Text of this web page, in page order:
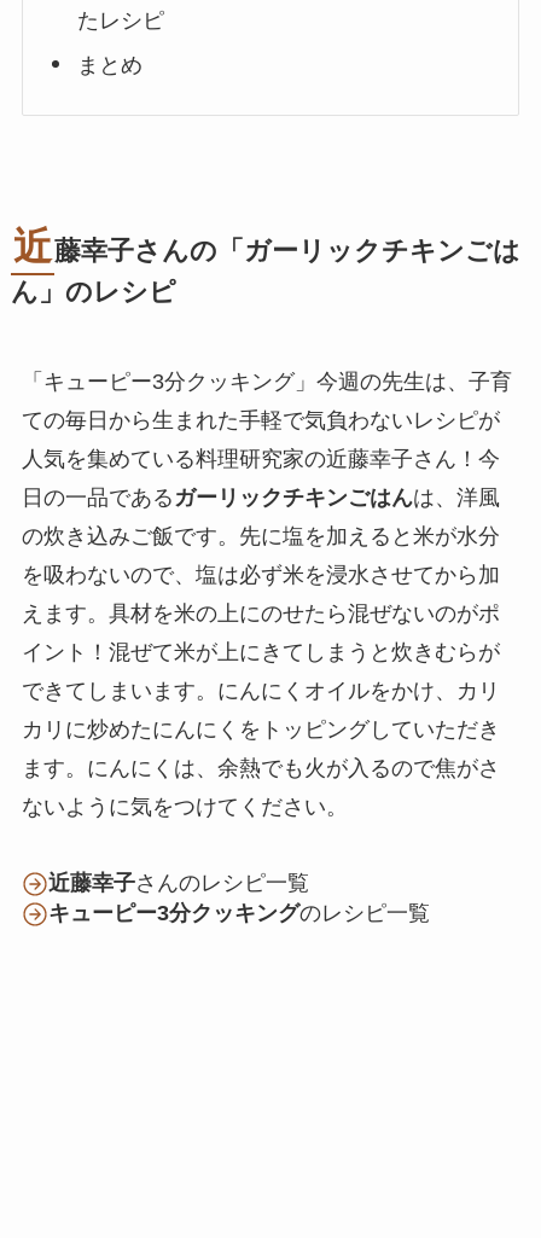
たレシピ
まとめ
近藤幸子さんの「 ガーリックチキンごは
ん 」のレシピ
「キューピー3分クッキング」今週の先生は、子育
ての毎日から生まれた手軽で気負わないレシピが
人気を集めている料理研究家の近藤幸子さん！今
日の一品である ガーリックチキンごはんは、洋風
の炊き込みご飯です。先に塩を加えると米が水分
を吸わないので、塩は必ず米を浸水させてから加
えます。具材を米の上にのせたら混ぜないのがポ
イント！混ぜて米が上にきてしまうと炊きむらが
できてしまいます。にんにくオイルをかけ、カリ
カリに炒めたにんにくをトッピングしていただき
ます。にんにくは、余熱でも火が入るので焦がさ
ないように気をつけてください。
近藤幸子さんのレシピ一覧
キューピー3分クッキングのレシピ一覧